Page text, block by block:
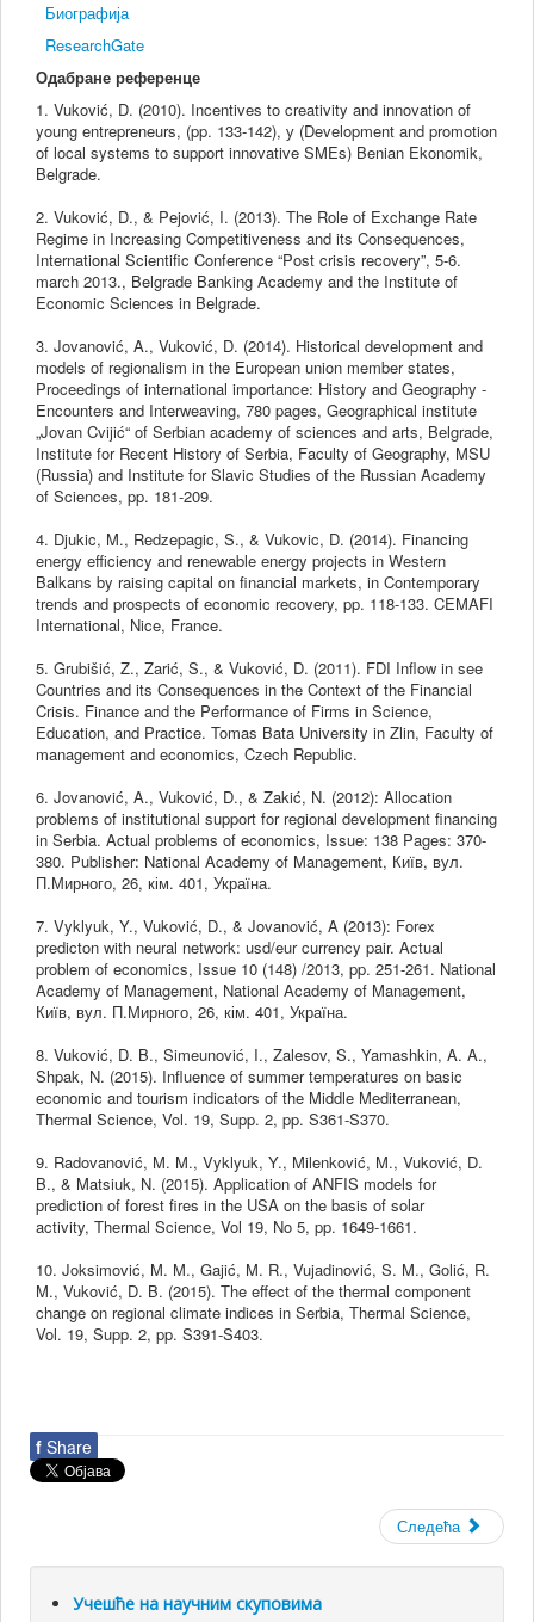
Биографија
ResearchGate
Одабране референце
1. Vuković, D. (2010). Incentives to creativity and innovation of
young entrepreneurs, (pp. 133-142), у (Development and promotion
of local systems to support innovative SMEs) Benian Ekonomik,
Belgrade.
2. Vuković, D., & Pejović, I. (2013). The Role of Exchange Rate
Regime in Increasing Competitiveness and its Consequences,
International Scientific Conference “Post crisis recovery”, 5-6.
march 2013., Belgrade Banking Academy and the Institute of
Economic Sciences in Belgrade.
3. Jovanović, A., Vuković, D. (2014). Historical development and
models of regionalism in the European union member states,
Proceedings of international importance: History and Geography -
Encounters and Interweaving, 780 pages, Geographical institute
„Jovan Cvijić“ of Serbian academy of sciences and arts, Belgrade,
Institute for Recent History of Serbia, Faculty of Geography, MSU
(Russia) and Institute for Slavic Studies of the Russian Academy
of Sciences, pp. 181-209.
4. Djukic, M., Redzepagic, S., & Vukovic, D. (2014). Financing
energy efficiency and renewable energy projects in Western
Balkans by raising capital on financial markets, in Contemporary
trends and prospects of economic recovery, pp. 118-133. CEMAFI
International, Nice, France.
5. Grubišić, Z., Zarić, S., & Vuković, D. (2011). FDI Inflow in see
Countries and its Consequences in the Context of the Financial
Crisis. Finance and the Performance of Firms in Science,
Education, and Practice. Tomas Bata University in Zlin, Faculty of
management and economics, Czech Republic.
6. Jovanović, A., Vuković, D., & Zakić, N. (2012): Allocation
problems of institutional support for regional development financing
in Serbia. Actual problems of economics, Issue: 138 Pages: 370-
380. Publisher: National Academy of Management, Київ, вул.
П.Мирного, 26, кім. 401, Україна.
7. Vyklyuk, Y., Vuković, D., & Jovanović, A (2013): Forex
predicton with neural network: usd/eur currency pair. Actual
problem of economics, Issue 10 (148) /2013, pp. 251-261. National
Academy of Management, National Academy of Management,
Київ, вул. П.Мирного, 26, кім. 401, Україна.
8. Vuković, D. B., Simeunović, I., Zalesov, S., Yamashkin, A. A.,
Shpak, N. (2015). Influence of summer temperatures on basic
economic and tourism indicators of the Middle Mediterranean,
Thermal Science, Vol. 19, Supp. 2, pp. S361-S370.
9. Radovanović, M. M., Vyklyuk, Y., Milenković, M., Vuković, D.
B., & Matsiuk, N. (2015). Application of ANFIS models for
prediction of forest fires in the USA on the basis of solar
activity, Thermal Science, Vol 19, No 5, pp. 1649-1661.
10. Joksimović, M. M., Gajić, M. R., Vujadinović, S. M., Golić, R.
M., Vuković, D. B. (2015). The effect of the thermal component
change on regional climate indices in Serbia, Thermal Science,
Vol. 19, Supp. 2, pp. S391-S403.
f Share
Следећа
Учешће на научним скуповима